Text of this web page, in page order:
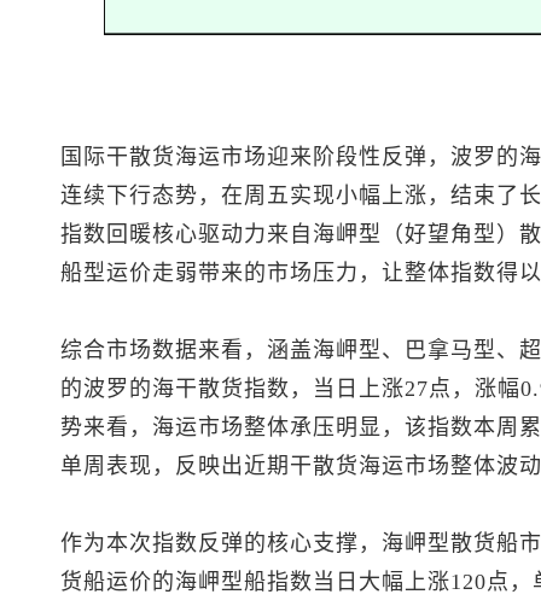
国际干散货海运市场迎来阶段性反弹，波罗的
连续下行态势，在周五实现小幅上涨，结束了
指数回暖核心驱动力来自海岬型（好望角型）
船型运价走弱带来的市场压力，让整体指数得
综合市场数据来看，涵盖海岬型、巴拿马型、
的波罗的海干散货指数，当日上涨27点，涨幅
势来看，海运市场整体承压明显，该指数本周
单周表现，反映出近期干散货海运市场整体波
作为本次指数反弹的核心支撑，海岬型散货船
货船运价的海岬型船指数当日大幅上涨120点